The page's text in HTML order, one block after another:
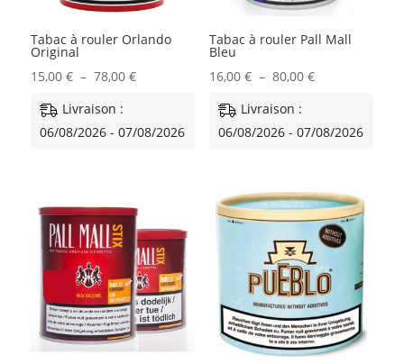
Tabac à rouler Orlando
Original
15,00 € – 78,00 €Plage
Livraison :
06/08/2026 - 07/08/2026
Tabac à rouler Pall Mall
Bleu
16,00 € – 80,00 €Plage
80,00 €
Livraison :
06/08/2026 - 07/08/2026